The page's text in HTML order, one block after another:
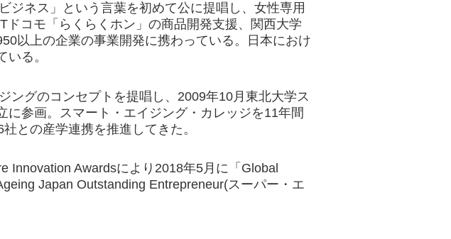
ジネス」という言葉を初めて公に提唱し、女性専用
コモ「らくらくホン」の商品開発支援、関西大学
以上の企業の事業開発に携わっている。日本におけ
る。
ングのコンセプトを提唱し、2009年10月東北大学ス
参画。スマート・エイジング・カレッジを11年間
との産学連携を推進してきた。
Innovation Awardsにより2018年5月に「Global
Japan Outstanding Entrepreneur(スーパー・エ